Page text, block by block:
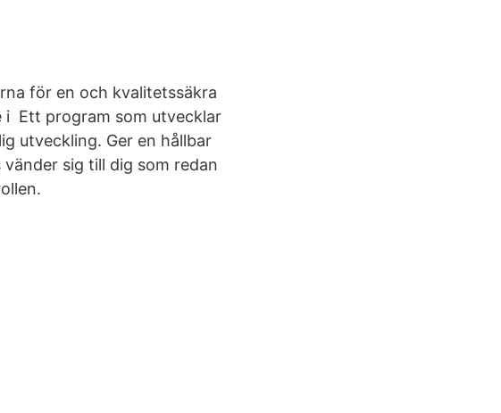
för en och kvalitetssäkra
i Ett program som utvecklar
utveckling. Ger en hållbar
sig till dig som redan